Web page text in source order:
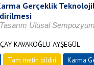
Gerçeklik
Ulusal
KAVAKOĞLU AYŞEGÜL
Tam metin bildiri Karma